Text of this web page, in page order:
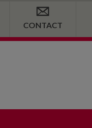
CONTACT